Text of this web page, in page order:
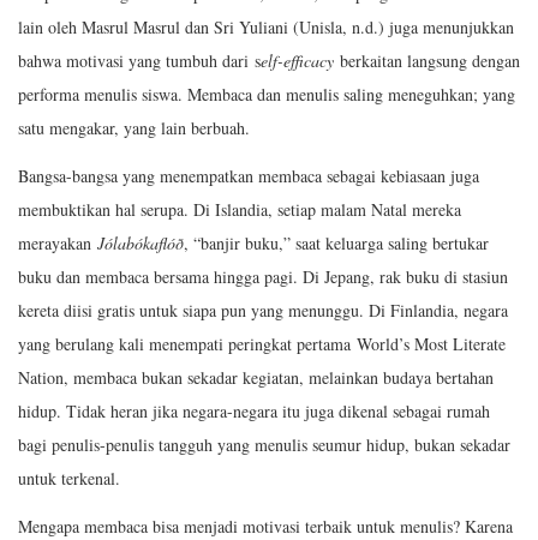
lain oleh Masrul Masrul dan Sri Yuliani (Unisla, n.d.) juga menunjukkan
bahwa motivasi yang tumbuh dari self-efficacy berkaitan langsung dengan
performa menulis siswa. Membaca dan menulis saling meneguhkan; yang
satu mengakar, yang lain berbuah.
Bangsa-bangsa yang menempatkan membaca sebagai kebiasaan juga
membuktikan hal serupa. Di Islandia, setiap malam Natal mereka
merayakan Jólabókaflóð, “banjir buku,” saat keluarga saling bertukar
buku dan membaca bersama hingga pagi. Di Jepang, rak buku di stasiun
kereta diisi gratis untuk siapa pun yang menunggu. Di Finlandia, negara
yang berulang kali menempati peringkat pertama World’s Most Literate
Nation, membaca bukan sekadar kegiatan, melainkan budaya bertahan
hidup. Tidak heran jika negara-negara itu juga dikenal sebagai rumah
bagi penulis-penulis tangguh yang menulis seumur hidup, bukan sekadar
untuk terkenal.
Mengapa membaca bisa menjadi motivasi terbaik untuk menulis? Karena